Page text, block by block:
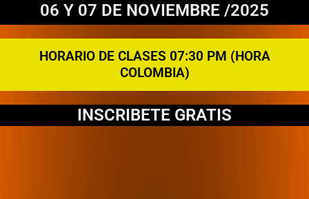
06 Y 07 DE NOVIEMBRE /2025
HORARIO DE CLASES 07:30 PM (HORA
COLOMBIA)
INSCRIBETE GRATIS